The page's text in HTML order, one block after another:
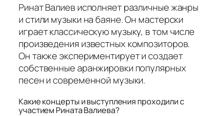
Ринат Валиев исполняет различные жанры
и стили музыки на баяне. Он мастерски
играет классическую музыку, в том числе
произведения известных композиторов.
Он также экспериментирует и создает
собственные аранжировки популярных
песен и современной музыки.
Какие концерты и выступления проходили с
участием Рината Валиева?